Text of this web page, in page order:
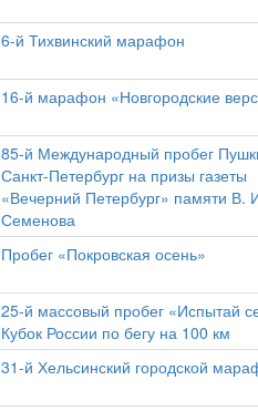
6-й Тихвинский марафон
16-й марафон «Новгородские
85-й Международный пробег
Санкт-Петербург на призы газеты
«Вечерний Петербург» памяти В.
Семенова
Пробег «Покровская осень»
25-й массовый пробег «Испытай
Кубок России по бегу на 100 км
31-й Хельсинский городской